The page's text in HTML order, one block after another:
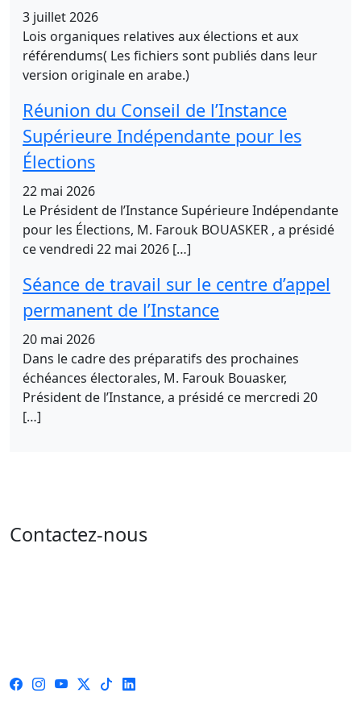
3 juillet 2026
Lois organiques relatives aux élections et aux
référendums( Les fichiers sont publiés dans leur
version originale en arabe.)
Réunion du Conseil de l’Instance
Supérieure Indépendante pour les
Élections
22 mai 2026
Le Président de l’Instance Supérieure Indépendante
pour les Élections, M. Farouk BOUASKER , a présidé
ce vendredi 22 mai 2026 […]
Séance de travail sur le centre d’appel
permanent de l’Instance
20 mai 2026
Dans le cadre des préparatifs des prochaines
échéances électorales, M. Farouk Bouasker,
Président de l’Instance, a présidé ce mercredi 20
[…]
Contactez-nous